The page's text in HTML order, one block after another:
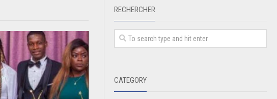
Routier
Ferroviaire
Lagunaire
RECHERCHER
CATEGORY